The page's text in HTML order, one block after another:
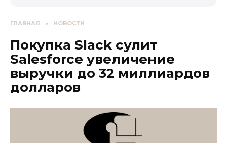
ГЛАВНАЯ » НОВОСТИ
Покупка Slack сулит
Salesforce увеличение
выручки до 32 миллиардов
долларов